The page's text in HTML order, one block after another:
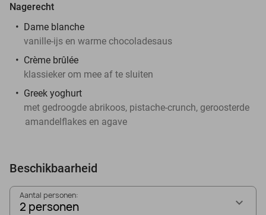
Nagerecht
Dame blanche
vanille-ijs en warme chocoladesaus
Crème brûlée
klassieker om mee af te sluiten
Greek yoghurt
met gedroogde abrikoos, pistache-crunch, geroosterde
amandelflakes en agave
Beschikbaarheid
Aantal personen:
2 personen